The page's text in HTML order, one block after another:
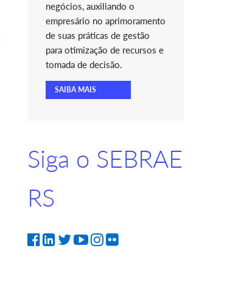
negócios, auxiliando o
empresário no aprimoramento
de suas práticas de gestão
para otimização de recursos e
tomada de decisão.
SAIBA MAIS
Siga o SEBRAE
RS